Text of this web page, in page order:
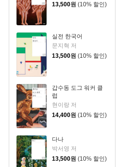
13,500원 (10% 할인)
실전 한국어
문지혁 저
13,500원 (10% 할인)
갑수동 도그 워커 클
럽
현이랑 저
14,400원 (10% 할인)
다나
박서영 저
13,500원 (10% 할인)